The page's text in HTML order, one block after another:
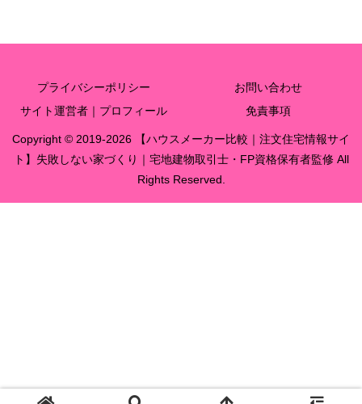
プライバシーポリシー
お問い合わせ
サイト運営者｜プロフィール
免責事項
Copyright © 2019-2026 【ハウスメーカー比較｜注文住宅情報サイ
ト】失敗しない家づくり｜宅地建物取引士・FP資格保有者監修 All
Rights Reserved.